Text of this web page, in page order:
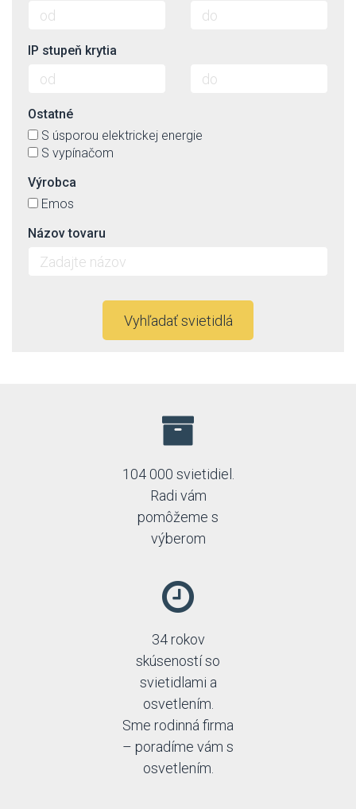
IP stupeň krytia
Ostatné
S úsporou elektrickej energie
S vypínačom
Výrobca
Emos
Názov tovaru
Vyhľadať svietidlá
104 000 svietidiel.
Radi vám
pomôžeme s
výberom
34 rokov
skúseností so
svietidlami a
osvetlením.
Sme rodinná firma
– poradíme vám s
osvetlením.